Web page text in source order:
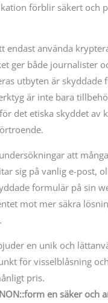
förblir säkert och
endast använda
ger både journalister
utbyten är skyddade
är inte bara
det etiska skyddet av
att
sig på vanlig e-post,
formulär på sin
mot mer säkra
en unik och
för visselblåsning
pris.
en säker och